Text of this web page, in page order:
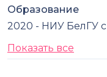
Образование
2020 - НИУ БелГУ
Показать все